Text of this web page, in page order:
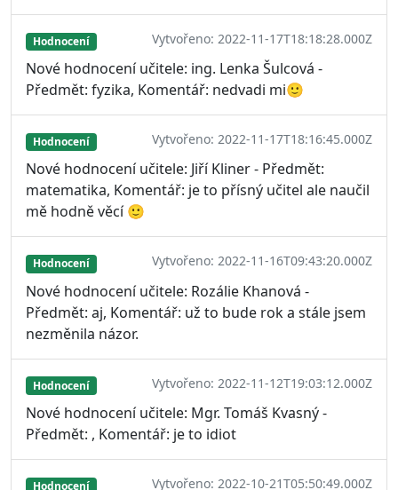
Hodnocení Vytvořeno: 2022-11-17T18:18:28.000Z
Nové hodnocení učitele: ing. Lenka Šulcová -
Předmět: fyzika, Komentář: nedvadi mi🙂
Hodnocení Vytvořeno: 2022-11-17T18:16:45.000Z
Nové hodnocení učitele: Jiří Kliner - Předmět:
matematika, Komentář: je to přísný učitel ale naučil
mě hodně věcí 🙂
Hodnocení Vytvořeno: 2022-11-16T09:43:20.000Z
Nové hodnocení učitele: Rozálie Khanová -
Předmět: aj, Komentář: už to bude rok a stále jsem
nezměnila názor.
Hodnocení Vytvořeno: 2022-11-12T19:03:12.000Z
Nové hodnocení učitele: Mgr. Tomáš Kvasný -
Předmět: , Komentář: je to idiot
Hodnocení Vytvořeno: 2022-10-21T05:50:49.000Z